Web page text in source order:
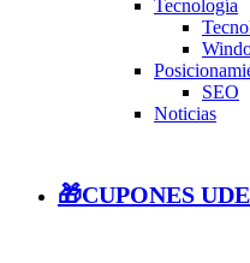
Tecnología
SEO
Noticias
🎁CUPONES